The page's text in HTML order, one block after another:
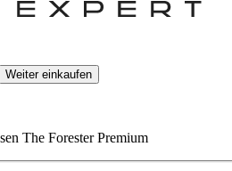
Weiter einkaufen
The Forester Premium